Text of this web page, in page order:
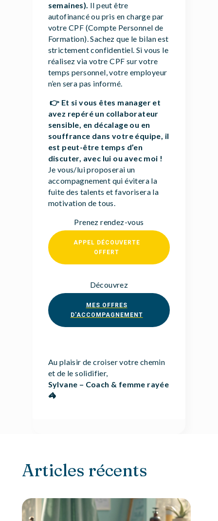
semaines). Il peut être
autofinancé ou pris en charge par
votre CPF (Compte Personnel de
Formation). Sachez que le bilan est
strictement confidentiel. Si vous le
réalisez via votre CPF sur votre
temps personnel, votre employeur
n’en sera pas informé.
👉 Et si vous êtes manager et
avez repéré un collaborateur
sensible, en décalage ou en
souffrance dans votre équipe, il
est peut-être temps d’en
discuter, avec lui ou avec moi !
Je vous/lui proposerai un
accompagnement qui évitera la
fuite des talents et favorisera la
motivation de tous.
Prenez rendez-vous
APPEL DÉCOUVERTE
OFFERT
Découvrez
MES OFFRES
D'ACCOMPAGNEMENT
Au plaisir de croiser votre chemin
et de le solidifier,
Sylvane – Coach & femme rayée
🦓
Articles récents